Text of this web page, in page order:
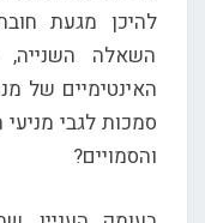
להיכן מגעת
השאלה
האינטימיים של
סמכות לגבי מניעי
והסמויים?